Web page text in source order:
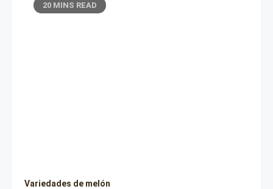
20 MINS READ
Variedades de melón